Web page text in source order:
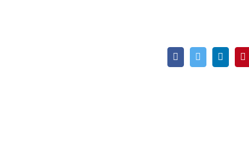
FacebookTwitterLinkedIn